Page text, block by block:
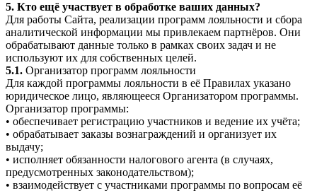
5. Кто ещё участвует в обработке ваших данных?
Для работы Сайта, реализации программ лояльности и сбора
аналитической информации мы привлекаем партнёров. Они
обрабатывают данные только в рамках своих задач и не
используют их для собственных целей.
5.1. Организатор программ лояльности
Для каждой программы лояльности в её Правилах указано
юридическое лицо, являющееся Организатором программы.
Организатор программы:
• обеспечивает регистрацию участников и ведение их учёта;
• обрабатывает заказы вознаграждений и организует их
выдачу;
• исполняет обязанности налогового агента (в случаях,
предусмотренных законодательством);
• взаимодействует с участниками программы по вопросам её